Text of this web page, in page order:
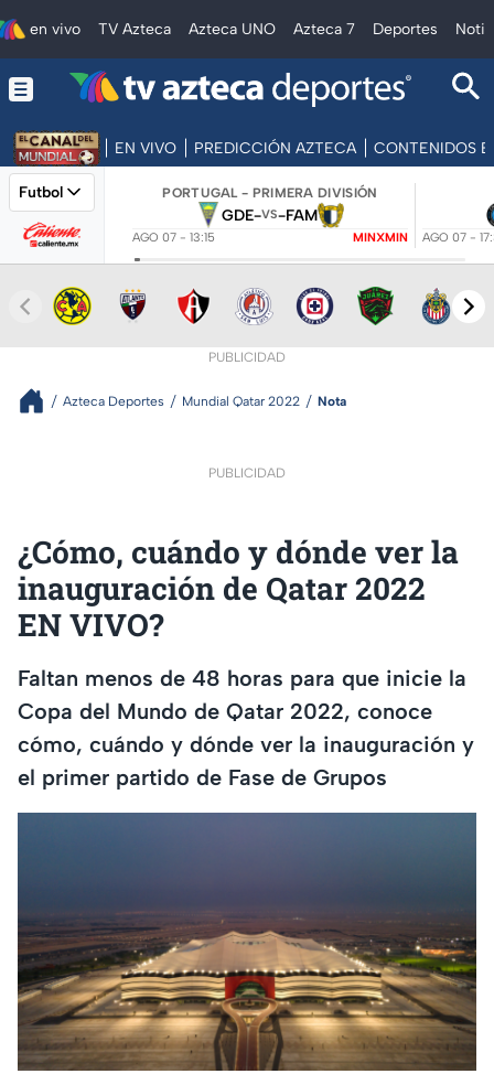
en vivo TV Azteca Azteca UNO Azteca 7 Deportes
EN VIVO PREDICCIÓN AZTECA CONTENIDOS
Futbol PORTUGAL - PRIMERA DIVISIÓN
GDE-VS-FAM
AGO 07 - 13:15 MINXMIN AGO 07 -
PUBLICIDAD
Azteca Deportes Mundial Qatar 2022 Nota
PUBLICIDAD
¿Cómo, cuándo y dónde ver la
inauguración de Qatar 2022
EN VIVO?
Faltan menos de 48 horas para que inicie la
Copa del Mundo de Qatar 2022, conoce
cómo, cuándo y dónde ver la inauguración y
el primer partido de Fase de Grupos